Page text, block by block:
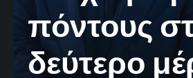
πόντους
δεύτερο